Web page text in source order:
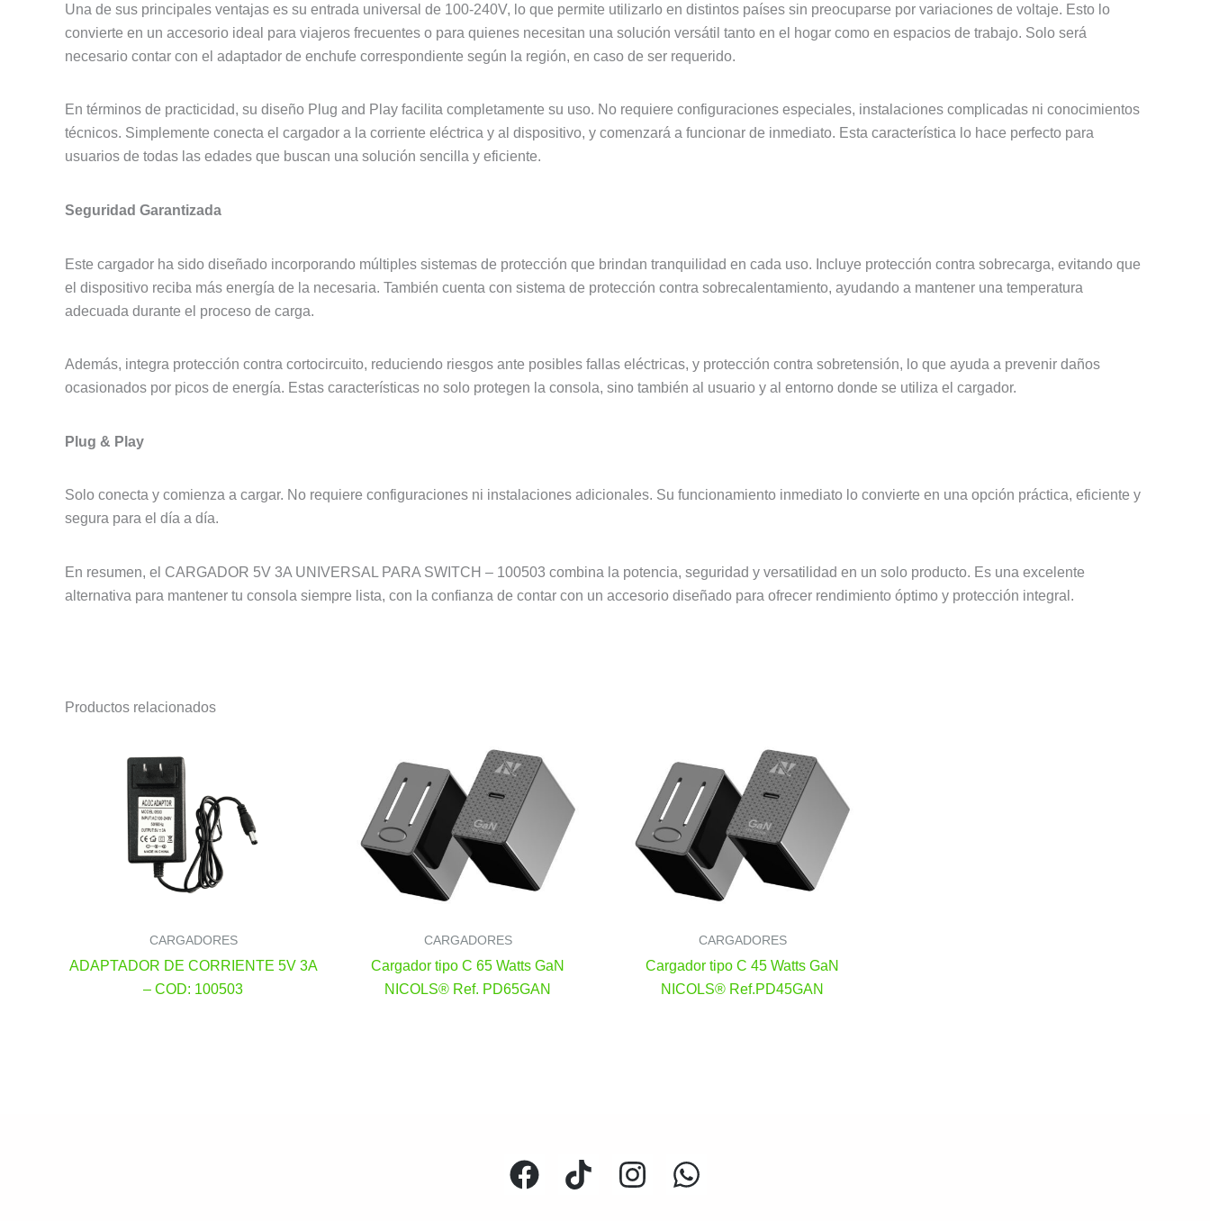
Una de sus principales ventajas es su entrada universal de 100-240V, lo que permite utilizarlo en distintos países sin preocuparse por variaciones de voltaje. Esto lo
convierte en un accesorio ideal para viajeros frecuentes o para quienes necesitan una solución versátil tanto en el hogar como en espacios de trabajo. Solo será
necesario contar con el adaptador de enchufe correspondiente según la región, en caso de ser requerido.
En términos de practicidad, su diseño Plug and Play facilita completamente su uso. No requiere configuraciones especiales, instalaciones complicadas ni conocimientos
técnicos. Simplemente conecta el cargador a la corriente eléctrica y al dispositivo, y comenzará a funcionar de inmediato. Esta característica lo hace perfecto para
usuarios de todas las edades que buscan una solución sencilla y eficiente.
Seguridad Garantizada
Este cargador ha sido diseñado incorporando múltiples sistemas de protección que brindan tranquilidad en cada uso. Incluye protección contra sobrecarga, evitando que
el dispositivo reciba más energía de la necesaria. También cuenta con sistema de protección contra sobrecalentamiento, ayudando a mantener una temperatura
adecuada durante el proceso de carga.
Además, integra protección contra cortocircuito, reduciendo riesgos ante posibles fallas eléctricas, y protección contra sobretensión, lo que ayuda a prevenir daños
ocasionados por picos de energía. Estas características no solo protegen la consola, sino también al usuario y al entorno donde se utiliza el cargador.
Plug & Play
Solo conecta y comienza a cargar. No requiere configuraciones ni instalaciones adicionales. Su funcionamiento inmediato lo convierte en una opción práctica, eficiente y
segura para el día a día.
En resumen, el CARGADOR 5V 3A UNIVERSAL PARA SWITCH – 100503 combina la potencia, seguridad y versatilidad en un solo producto. Es una excelente
alternativa para mantener tu consola siempre lista, con la confianza de contar con un accesorio diseñado para ofrecer rendimiento óptimo y protección integral.
Productos relacionados
CARGADORES
ADAPTADOR DE CORRIENTE 5V 3A
– COD: 100503
CARGADORES
Cargador tipo C 65 Watts GaN
NICOLS® Ref. PD65GAN
CARGADORES
Cargador tipo C 45 Watts GaN
NICOLS® Ref.PD45GAN